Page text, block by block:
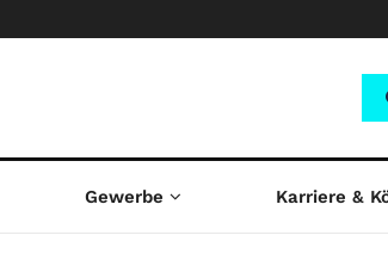
Gewerbe Karriere &